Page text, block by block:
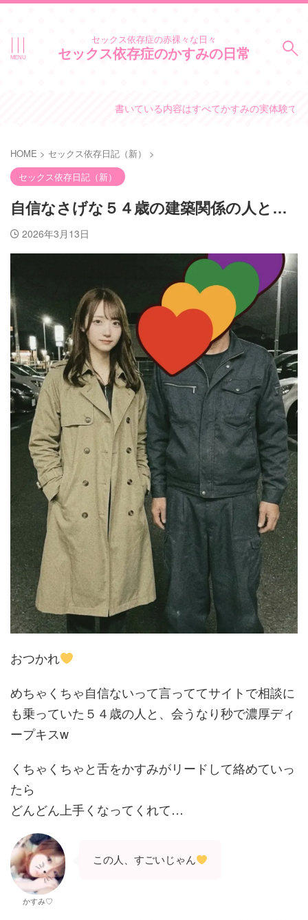
セックス依存症の赤裸々な日々
セックス依存症のかすみの日常
書いている内容はすべてかすみの実体験です。
HOME > セックス依存日記（新）
>
セックス依存日記（新）
自信なさげな５４歳の建築関係の人と…
2026年3月13日
おつかれ
めちゃくちゃ自信ないって言っててサイトで相談に
も乗っていた５４歳の人と、会うなり秒で濃厚ディ
ープキスw
くちゃくちゃと舌をかすみがリードして絡めていっ
たら
どんどん上手くなってくれて…
かすみ♡
この人、すごいじゃん